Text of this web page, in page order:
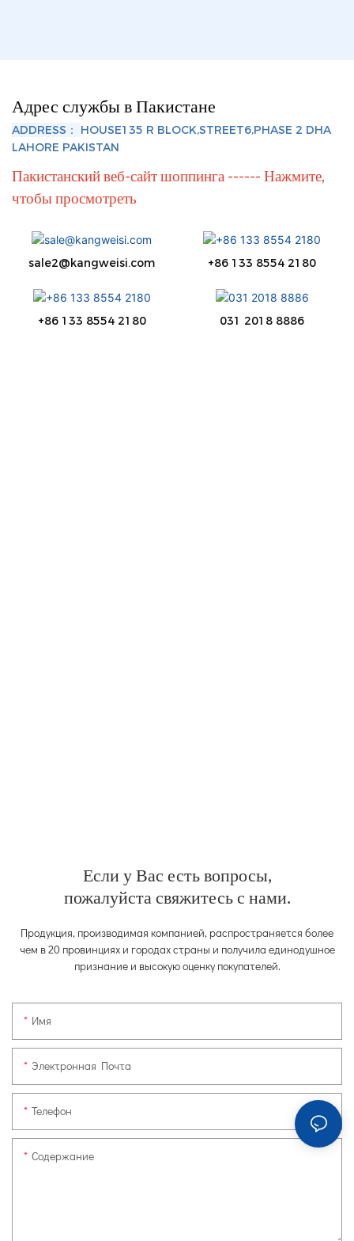
Адрес службы в Пакистане
ADDRESS： HOUSE135 R BLOCK,STREET6,PHASE 2 DHA
LAHORE PAKISTAN
Пакистанский веб-сайт шоппинга ------ Нажмите,
чтобы просмотреть
sale2@kangweisi.com +86 133 8554 2180
+86 133 8554 2180 031 2018 8886
Если у Вас есть вопросы,
пожалуйста свяжитесь с нами.
Продукция, производимая компанией, распространяется более
чем в 20 провинциях и городах страны и получила единодушное
признание и высокую оценку покупателей.
Имя
Электронная Почта
Телефон
Содержание